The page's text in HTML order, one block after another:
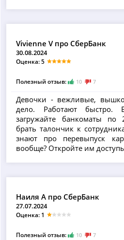
Vivienne V про СберБанк
30.08.2024
Оценка: 5
Полезный отзыв: 10 7
Девочки - вежливые,
дело. Работают быстро.
загружайте банкоматы по
брать талончик к
знают про перевыпуск
вообще? Откройте им
Наиля A про СберБанк
27.07.2024
Оценка: 1
Полезный отзыв: 10 7